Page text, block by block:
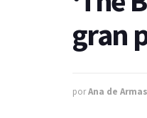
gran
porAna de Armas